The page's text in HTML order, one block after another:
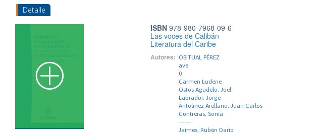
Detalle
ISBN978-980-7968-09-6
Las voces de Calibán
Literatura del Caribe
Autores: OBITUAL PÉREZ
ave
0
Carmen Ludene
Ostos Agudelo, Joel
Labrador, Jorge
Antolinez Arellano, Juan Carlos
Contreras, Sonia
------
Jaimes, Rubén Dario